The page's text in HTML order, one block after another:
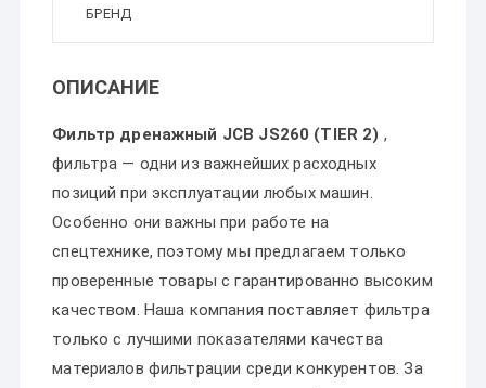
БРЕНД
ОПИСАНИЕ
Фильтр дренажный JCB JS260 (TIER 2) ,
фильтра — одни из важнейших расходных
позиций при эксплуатации любых машин.
Особенно они важны при работе на
спецтехнике, поэтому мы предлагаем только
проверенные товары с гарантированно высоким
качеством. Наша компания поставляет фильтра
только с лучшими показателями качества
материалов фильтрации среди конкурентов. За